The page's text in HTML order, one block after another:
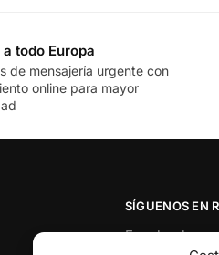
a todo Europa
de mensajería urgente con
online para mayor
SÍGUENOS EN
Facebook